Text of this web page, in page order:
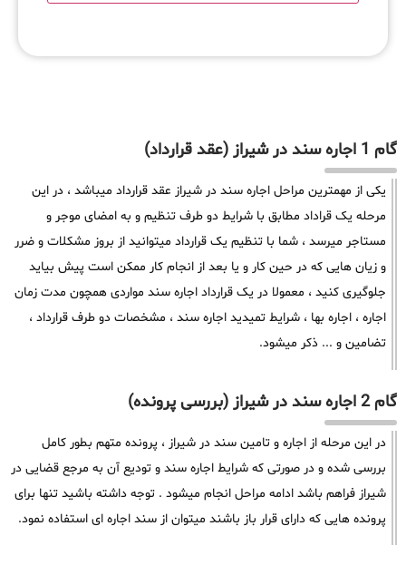
گام 1 اجاره سند در شیراز (عقد قرارداد)
یکی از مهمترین مراحل اجاره سند در شیراز عقد قرارداد میباشد ، در این
مرحله یک قراداد مطابق با شرایط دو طرف تنظیم و به امضای موجر و
مستاجر میرسد ، شما با تنظیم یک قرارداد میتوانید از بروز مشکلات و ضرر
و زیان هایی که در حین کار و یا بعد از انجام کار ممکن است پیش بیاید
جلوگیری کنید ، معمولا در یک قرارداد اجاره سند مواردی همچون مدت زمان
اجاره ، اجاره بها ، شرایط تمیدید اجاره سند ، مشخصات دو طرف قرارداد ،
تضامین و ... ذکر میشود.
گام 2 اجاره سند در شیراز (بررسی پرونده)
در این مرحله از اجاره و تامین سند در شیراز ، پرونده متهم بطور کامل
بررسی شده و در صورتی که شرایط اجاره سند و تودیع آن به مرجع قضایی در
شیراز فراهم باشد ادامه مراحل انجام میشود . توجه داشته باشید تنها برای
پرونده هایی که دارای قرار باز باشند میتوان از سند اجاره ای استفاده نمود.